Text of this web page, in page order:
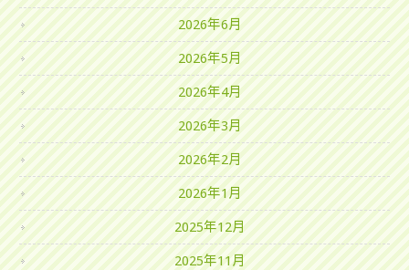
2026年6月
2026年5月
2026年4月
2026年3月
2026年2月
2026年1月
2025年12月
2025年11月